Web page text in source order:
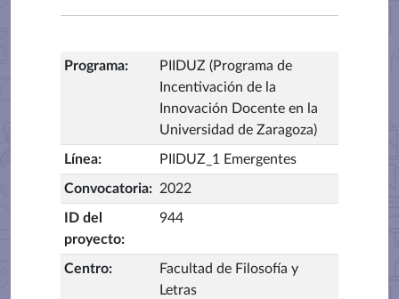
Programa:
PIIDUZ (Programa de
Incentivación de la
Innovación Docente en la
Universidad de Zaragoza)
Línea: PIIDUZ_1 Emergentes
Convocatoria: 2022
ID del
proyecto:
944
Centro:
Facultad de Filosofía y
Letras